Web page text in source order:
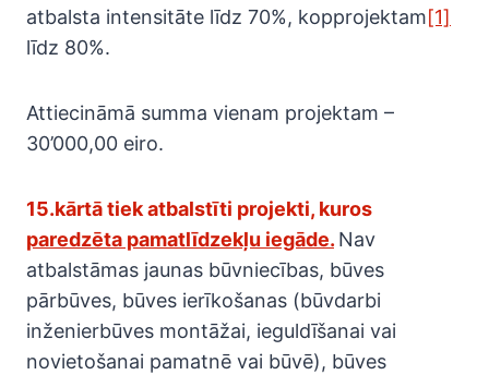
atbalsta intensitāte līdz 70%, kopprojektam[1]
līdz 80%.
Attiecināmā summa vienam projektam –
30’000,00 eiro.
15.kārtā tiek atbalstīti projekti, kuros
paredzēta pamatlīdzekļu iegāde. Nav
atbalstāmas jaunas būvniecības, būves
pārbūves, būves ierīkošanas (būvdarbi
inženierbūves montāžai, ieguldīšanai vai
novietošanai pamatnē vai būvē), būves